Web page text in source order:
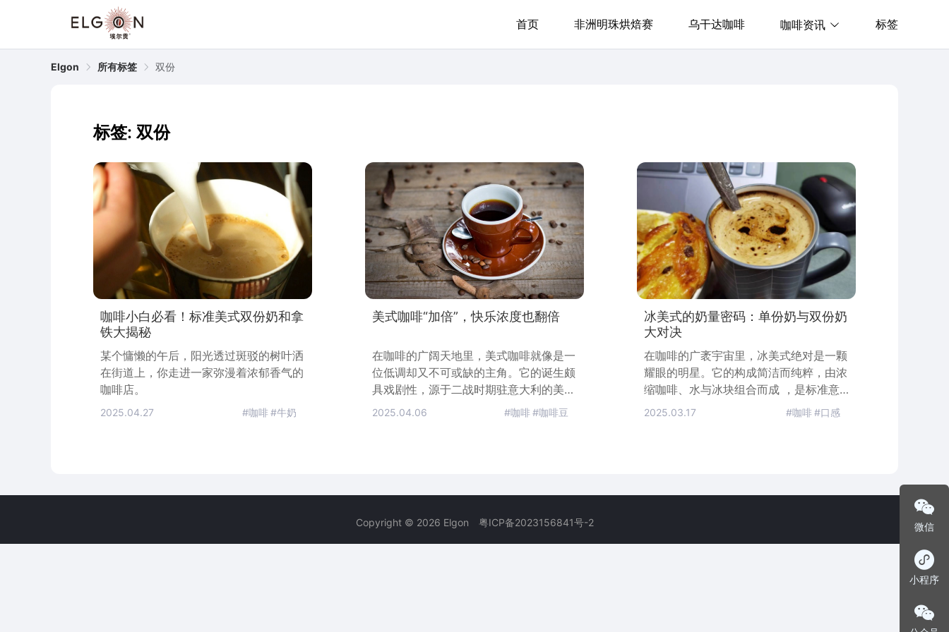
首页 非洲明珠烘焙赛 乌干达咖啡 咖啡资讯 标签
Elgon 所有标签 双份
标签: 双份
咖啡小白必看！标准美式双份奶和拿
铁大揭秘
某个慵懒的午后，阳光透过斑驳的树叶洒
在街道上，你走进一家弥漫着浓郁香气的
咖啡店。
2025.04.27 #咖啡#牛奶
美式咖啡“加倍”，快乐浓度也翻倍
在咖啡的广阔天地里，美式咖啡就像是一
位低调却又不可或缺的主角。它的诞生颇
具戏剧性，源于二战时期驻意大利的美国
士兵。
2025.04.06 #咖啡#咖啡豆
冰美式的奶量密码：单份奶与双份奶
大对决
在咖啡的广袤宇宙里，冰美式绝对是一颗
耀眼的明星。它的构成简洁而纯粹，由浓
缩咖啡、水与冰块组合而成 ，是标准意
式咖啡（Espresso）被多量热水稀释后
2025.03.17 #咖啡#口感
Copyright © 2026 Elgon 粤ICP备2023156841号-2 微信
小程序